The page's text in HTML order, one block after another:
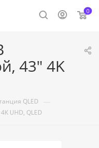
0
43" 4K
QLED —
UHD, QLED